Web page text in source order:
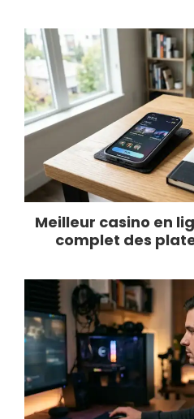
Meilleur casino en
complet des